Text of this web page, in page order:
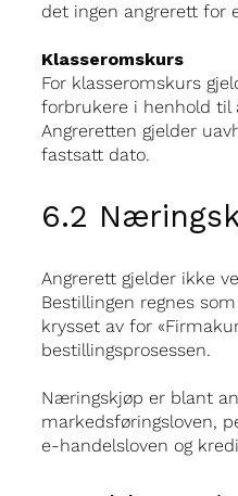
det ingen angrerett for
Klasseromskurs
For klasseromskurs
forbrukere i henhold til
Angreretten gjelder
fastsatt dato.
6.2
Angrerett gjelder ikke
Bestillingen regnes
krysset av for
bestillingsprosessen.
Næringskjøp er blant
markedsføringsloven,
e-handelsloven og